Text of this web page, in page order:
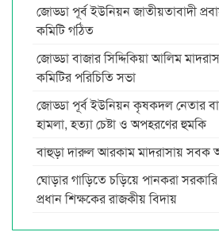
জোড্ডা পূর্ব ইউনিয়ন জাতীয়তাবাদী
কমিটি গঠিত
জোড্ডা বাজার সিদ্দিকিয়া আলিম
কমিটির পরিচিতি সভা
জোড্ডা পূর্ব ইউনিয়ন কৃষকদল নেতার
হামলা, হত্যা চেষ্টা ও অপহরণের হুমকি
বাহুড়া দারুল আরকাম মাদরাসায় সবক
ঘোড়ার গাড়িতে চড়িয়ে পানকরা সরকারি
প্রধান শিক্ষকের রাজকীয় বিদায়